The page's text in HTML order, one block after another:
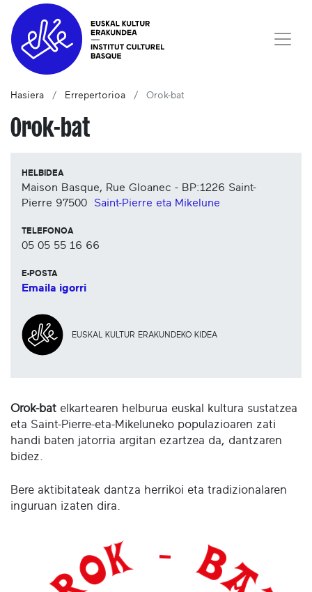
Hasiera Errepertorioa Orok-bat
Orok-bat
HELBIDEA
Maison Basque, Rue Gloanec - BP:1226 Saint-
Pierre 97500 Saint-Pierre eta Mikelune
TELEFONOA
05 05 55 16 66
E-POSTA
Emaila igorri
EUSKAL KULTUR ERAKUNDEKO KIDEA
Orok-bat elkartearen helburua euskal kultura sustatzea
eta Saint-Pierre-eta-Mikeluneko populazioaren zati
handi baten jatorria argitan ezartzea da, dantzaren
bidez.
Bere aktibitateak dantza herrikoi eta tradizionalaren
inguruan izaten dira.